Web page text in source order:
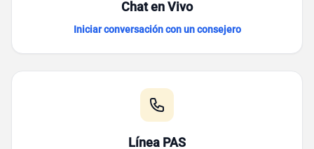
Chat en Vivo
Iniciar conversación con un consejero
Línea PAS